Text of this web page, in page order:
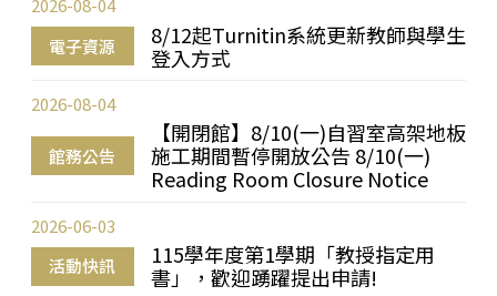
電子資源
8/12起Turnitin系統更新教師與學生
登入方式
2026-08-04
館務公告
【開閉館】8/10(一)自習室高架地板
施工期間暫停開放公告 8/10(一)
Reading Room Closure Notice
2026-08-04
活動快訊
115學年度第1學期「教授指定用
書」，歡迎踴躍提出申請!
2026-06-03